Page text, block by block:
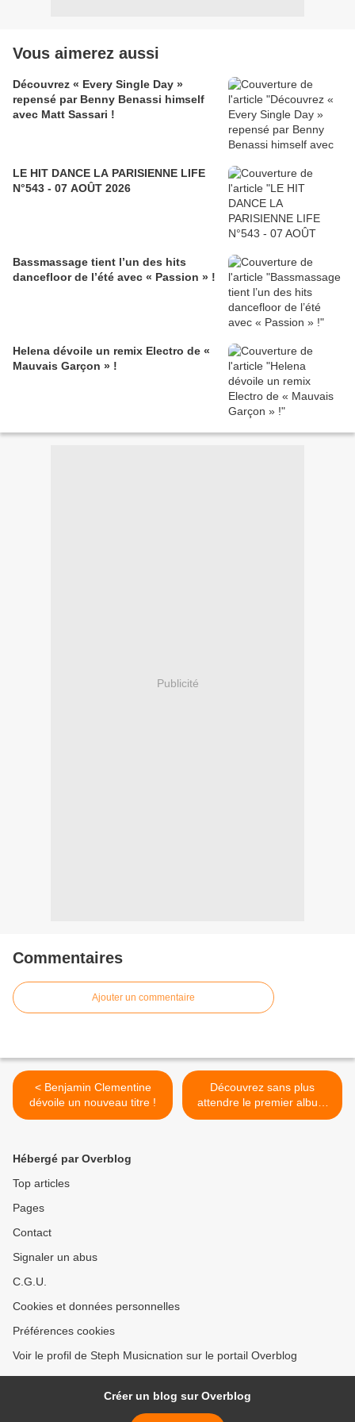
Vous aimerez aussi
Découvrez « Every Single Day »
repensé par Benny Benassi himself
avec Matt Sassari !
LE HIT DANCE LA PARISIENNE LIFE
N°543 - 07 AOÛT 2026
Bassmassage tient l’un des hits
dancefloor de l’été avec « Passion » !
Helena dévoile un remix Electro de «
Mauvais Garçon » !
Publicité
Commentaires
Ajouter un commentaire
< Benjamin Clementine
dévoile un nouveau titre !
Découvrez sans plus
attendre le premier album
de Céline Lenfant ! >
Hébergé par Overblog
Top articles
Pages
Contact
Signaler un abus
C.G.U.
Cookies et données personnelles
Préférences cookies
Voir le profil de Steph Musicnation sur le portail Overblog
Créer un blog sur Overblog